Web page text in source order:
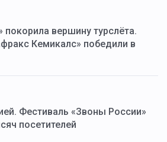
вершину турслёта.
Кемикалс» победили в
Фестиваль «Звоны России»
посетителей